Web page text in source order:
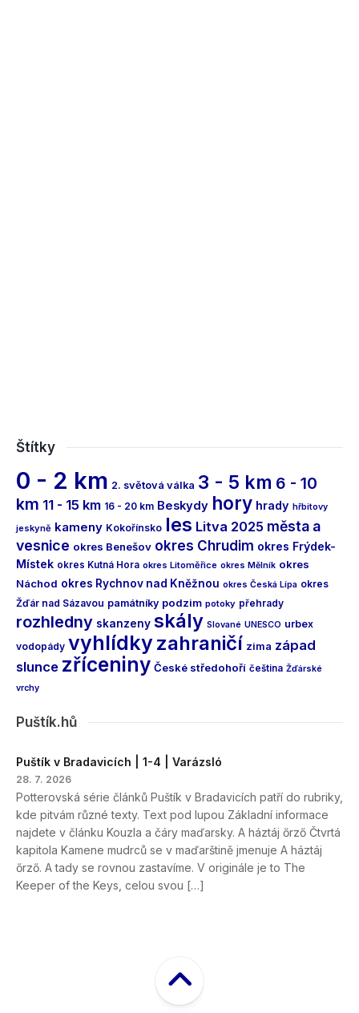
Štítky
0 - 2 km 2. světová válka 3 - 5 km 6 - 10
km 11 - 15 km 16 - 20 km Beskydy hory hrady hřbitovy
jeskyně kameny Kokořínsko les Litva 2025 města a
vesnice okres Benešov okres Chrudim okres Frýdek-
Místek okres Kutná Hora okres Litoměřice okres Mělník okres
Náchod okres Rychnov nad Kněžnou okres Česká Lípa okres
Žďár nad Sázavou památníky podzim potoky přehrady
rozhledny skanzeny skály Slované UNESCO urbex
vodopády vyhlídkyzahraničí zima západ
slunce zříceniny České středohoří čeština Žďárské
vrchy
Puštík.hů
Puštík v Bradavicích | 1-4 | Varázsló
28. 7. 2026
Potterovská série článků Puštík v Bradavicích patří do rubriky,
kde pitvám různé texty. Text pod lupou Základní informace
najdete v článku Kouzla a čáry maďarsky. A háztáj őrző Čtvrtá
kapitola Kamene mudrců se v maďarštině jmenuje A háztáj
őrző. A tady se rovnou zastavíme. V originále je to The
Keeper of the Keys, celou svou […]